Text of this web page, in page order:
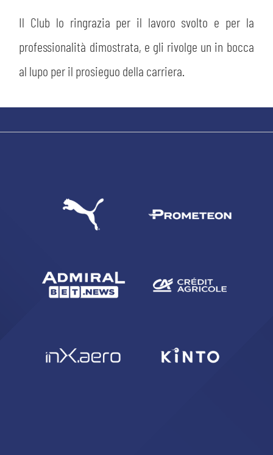
INFORMATIVA FINANZIARIA
PARTNER
Il Club lo ringrazia per il lavoro svolto e per la
professionalità dimostrata, e gli rivolge un in bocca
al lupo per il prosieguo della carriera.